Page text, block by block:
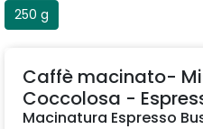
250 g
Caffè macinato-
Coccolosa -
Macinatura Espresso